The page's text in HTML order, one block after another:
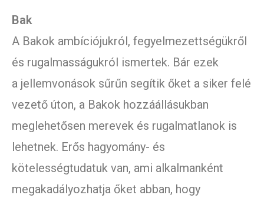
Bak
A Bakok ambíciójukról, fegyelmezettségükről
és rugalmasságukról ismertek. Bár ezek
a jellemvonások sűrűn segítik őket a siker felé
vezető úton, a Bakok hozzáállásukban
meglehetősen merevek és rugalmatlanok is
lehetnek. Erős hagyomány- és
kötelességtudatuk van, ami alkalmanként
megakadályozhatja őket abban, hogy